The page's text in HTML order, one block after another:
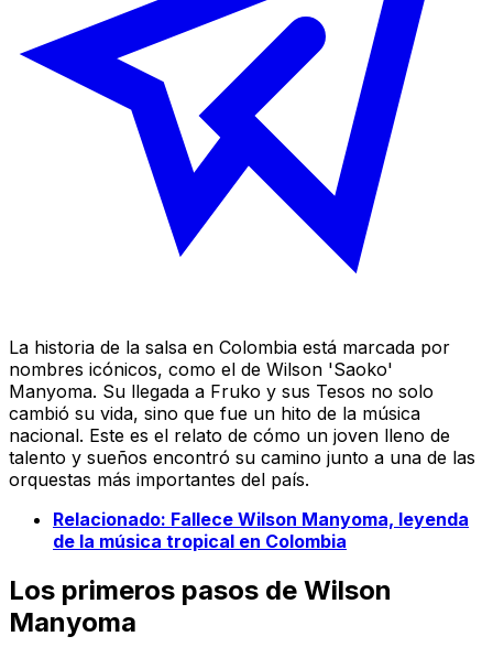
La historia de la salsa en Colombia está marcada por
nombres icónicos, como el de Wilson 'Saoko'
Manyoma. Su llegada a Fruko y sus Tesos no solo
cambió su vida, sino que fue un hito de la música
nacional. Este es el relato de cómo un joven lleno de
talento y sueños encontró su camino junto a una de las
orquestas más importantes del país.
Relacionado: Fallece Wilson Manyoma, leyenda
de la música tropical en Colombia
Los primeros pasos de Wilson
Manyoma